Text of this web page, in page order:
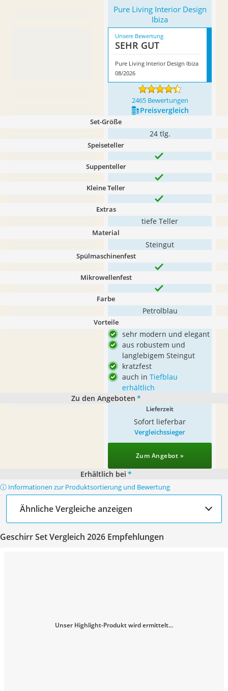
Pure Living Interior Design
Ibiza
Unsere Bewertung
SEHR GUT
Pure Living Interior Design Ibiza
08/2026
2465 Bewertungen
Preis­vergleich
Set-Größe
24 tlg.
Speiseteller
Suppenteller
Kleine Teller
Extras
tiefe Teller
Material
Steingut
Spülmaschinenfest
Mikrowellenfest
Farbe
Petrolblau
Vorteile
sehr modern und elegant
aus robustem und
langlebigem Steingut
kratzfest
auch in Tiefblau
erhältlich
Zu den Angeboten *
Lieferzeit
Sofort lieferbar
Vergleichssieger
Zum Angebot »
Erhältlich bei *
ⓘ Informationen zur Produktsortierung und Bewertung
Ähnliche Vergleiche anzeigen
Geschirr Set Vergleich 2026 Empfehlungen
Unser Highlight-Produkt wird ermittelt...